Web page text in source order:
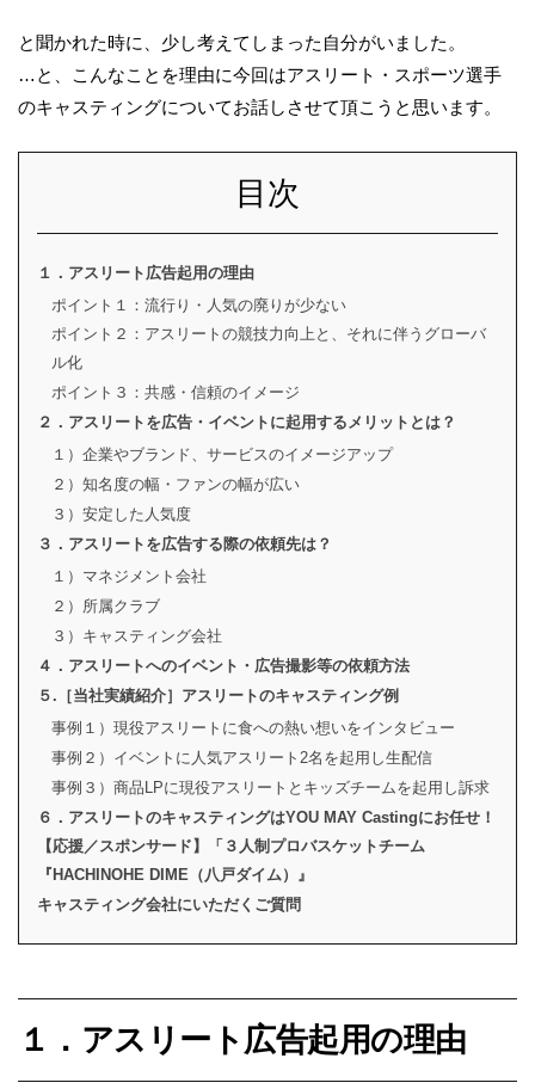
と聞かれた時に、少し考えてしまった自分がいました。
… と、こんなことを理由に今回はアスリート・スポーツ選手
のキャスティングについてお話しさせて頂こうと思います。
目次
１．アスリート広告起用の理由
ポイント１：流行り・人気の廃りが少ない
ポイント２：アスリートの競技力向上と、それに伴うグローバ
ル化
ポイント３：共感・信頼のイメージ
２．アスリートを広告・イベントに起用するメリットとは？
１）企業やブランド、サービスのイメージアップ
２）知名度の幅・ファンの幅が広い
３）安定した人気度
３．アスリートを広告する際の依頼先は？
１）マネジメント会社
２）所属クラブ
３）キャスティング会社
４．アスリートへのイベント・広告撮影等の依頼方法
５.［当社実績紹介］アスリートのキャスティング例
事例１）現役アスリートに食への熱い想いをインタビュー
事例２）イベントに人気アスリート2名を起用し生配信
事例３）商品LPに現役アスリートとキッズチームを起用し訴求
６．アスリートのキャスティングはYOU MAY Castingにお任せ！
【応援／スポンサード】「３人制プロバスケットチーム
『HACHINOHE DIME（八戸ダイム）』
キャスティング会社にいただくご質問
１．アスリート広告起用の理由